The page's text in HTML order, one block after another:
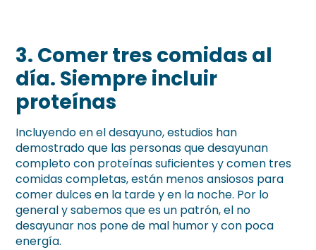
3. Comer tres comidas al
día. Siempre incluir
proteínas
Incluyendo en el desayuno, estudios han
demostrado que las personas que desayunan
completo con proteínas suficientes y comen tres
comidas completas, están menos ansiosos para
comer dulces en la tarde y en la noche. Por lo
general y sabemos que es un patrón, el no
desayunar nos pone de mal humor y con poca
energía.